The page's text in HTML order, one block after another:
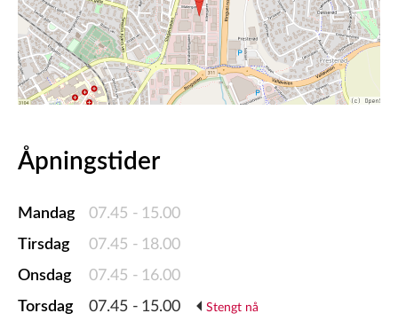
Åpningstider
Mandag 07.45 - 15.00
Tirsdag
07.45 - 18.00
Onsdag
07.45 - 16.00
Torsdag
07.45 - 15.00 Stengt nå